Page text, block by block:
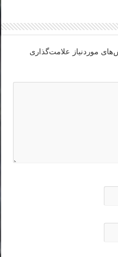
موردنیاز علامت‌گذاری